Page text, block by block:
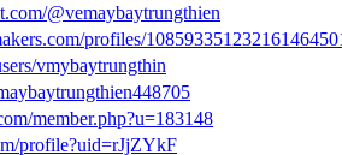
@vemaybaytrungthien
profiles/
vmybaytrungthin
member.php?u=183148
profile?uid=rJjZYkF